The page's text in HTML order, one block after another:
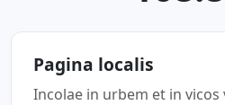
Pagina localis
Incolae in urbem et in